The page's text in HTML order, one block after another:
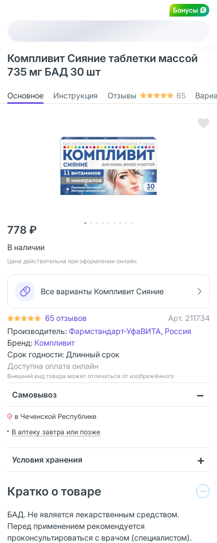
Бонусы
Компливит Сияние таблетки массой
735 мг БАД 30 шт
Основное Инструкция Отзывы 65
778 ₽
В наличии
Цена действительна при оформлении онлайн
Все варианты Компливит Сияние
65 отзывов Арт. 211734
Производитель: Фармстандарт-УфаВИТА, Россия
Бренд: Компливит
Срок годности: Длинный срок
Доступна оплата онлайн
Bнешний вид товара может отличаться от изображённого
Самовывоз
в Чеченской Республике
В аптеку завтра или позже
Условия хранения
Кратко о товаре
БАД. Не является лекарственным средством.
Перед применением рекомендуется
проконсультироваться с врачом (специалистом).